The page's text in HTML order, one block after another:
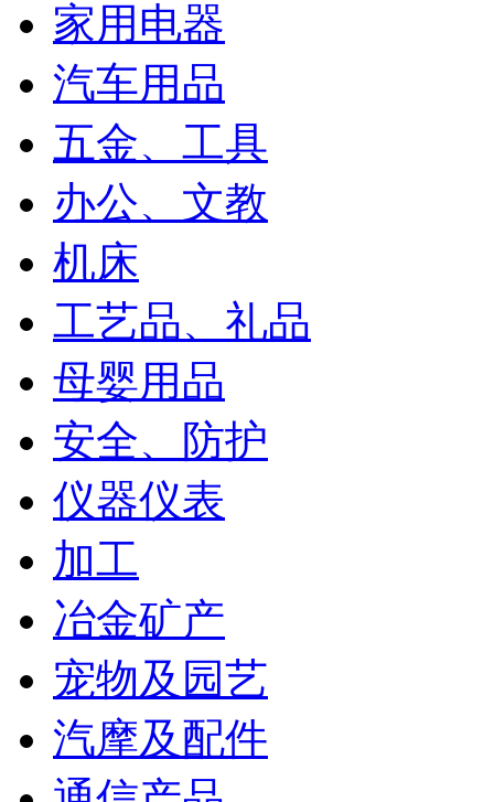
家用电器
汽车用品
五金、工具
办公、文教
机床
工艺品、礼品
母婴用品
安全、防护
仪器仪表
加工
冶金矿产
宠物及园艺
汽摩及配件